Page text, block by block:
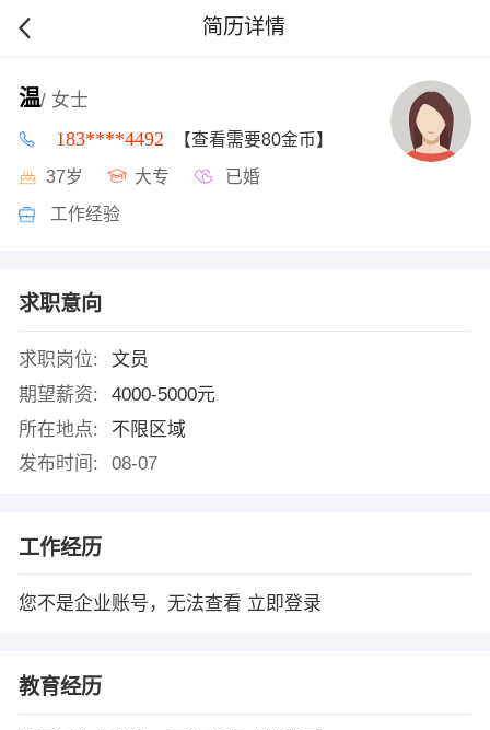
简历详情
温/ 女士
183****4492 【查看需要80金币】
37岁 大专 已婚
工作经验
求职意向
求职岗位:
文员
期望薪资:
4000-5000元
所在地点:
不限区域
发布时间:
08-07
工作经历
您不是企业账号，无法查看 立即登录
教育经历